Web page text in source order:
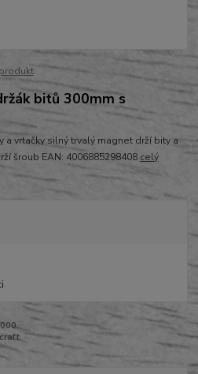
bitů 300mm s
vrtačky silný trvalý magnet drží bity a
šroub EAN: 4006885298408 celý